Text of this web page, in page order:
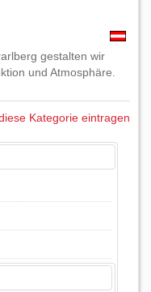
gestalten wir
und Atmosphäre.
Kategorie eintragen